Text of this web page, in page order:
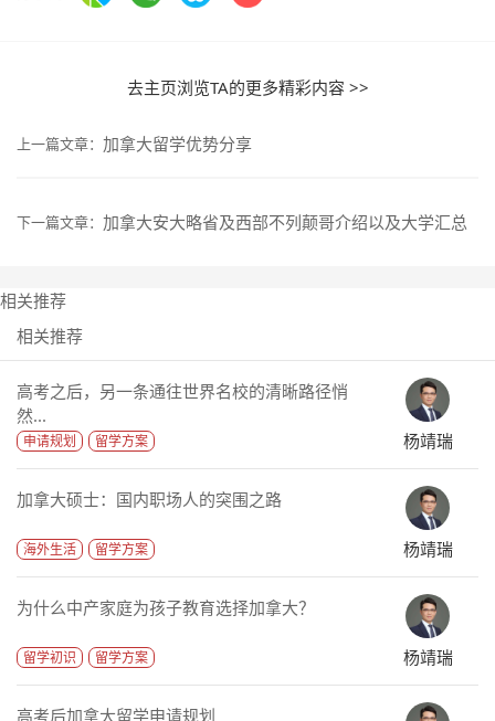
去主页浏览TA的更多精彩内容 >>
上一篇文章： 加拿大留学优势分享
下一篇文章： 加拿大安大略省及西部不列颠哥介绍以及大学汇总
相关推荐
相关推荐
高考之后，另一条通往世界名校的清晰路径悄
然...
申请规划 留学方案 杨靖瑞
加拿大硕士：国内职场人的突围之路
海外生活 留学方案 杨靖瑞
为什么中产家庭为孩子教育选择加拿大？
留学初识 留学方案 杨靖瑞
高考后加拿大留学申请规划